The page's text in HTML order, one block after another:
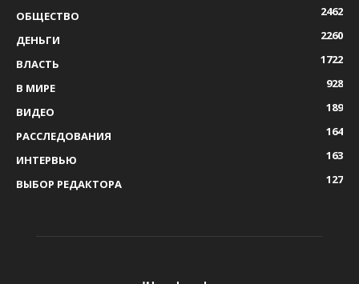
ОБЩЕСТВО
2462
ДЕНЬГИ
2260
ВЛАСТЬ
1722
В МИРЕ
928
ВИДЕО
189
РАССЛЕДОВАНИЯ
164
ИНТЕРВЬЮ
163
ВЫБОР РЕДАКТОРА
127